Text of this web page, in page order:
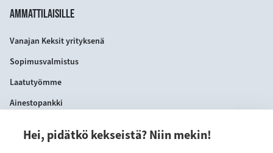
Hei, pidätkö kekseistä? Niin mekin!
AMMATTILAISILLE
Vanajan Keksit yrityksenä
Sopimusvalmistus
Laatutyömme
Ainestopankki
YHTEYSTIEDOT